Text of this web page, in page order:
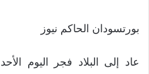
بورتسودان الحاكم نيوز
عاد إلى البلاد فجر اليوم